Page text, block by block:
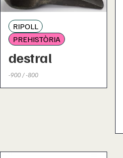
RIPOLL
PREHISTÒRIA
destral
-900 / -800